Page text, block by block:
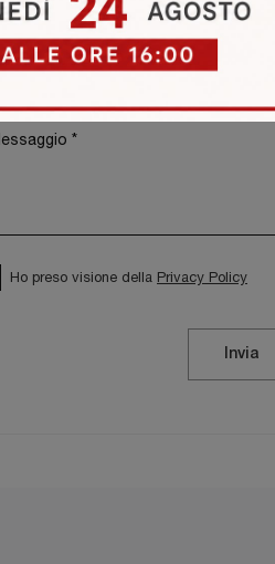
Ho preso visione della Privacy Policy
Invia